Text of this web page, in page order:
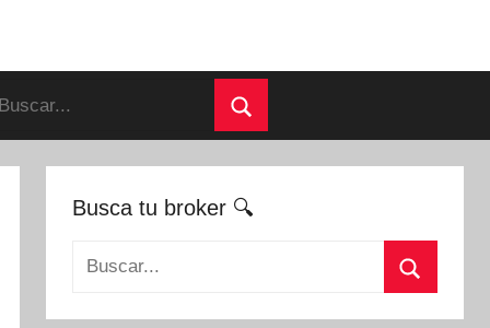
Buscar
Busca tu broker 🔍
Buscar: